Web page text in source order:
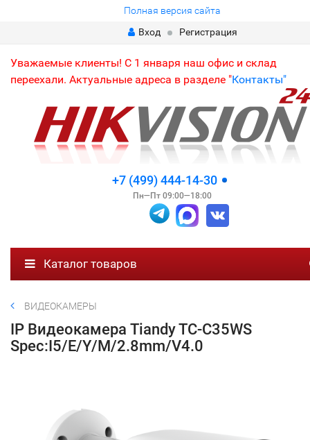
Полная версия сайта
Вход
Регистрация
Уважаемые клиенты! С 1 января наш офис и склад
переехали. Актуальные адреса в разделе "Контакты"
+7 (499) 444-14-30
Пн—Пт 09:00—18:00
Каталог товаров
ВИДЕОКАМЕРЫ
IP Видеокамера Tiandy TC-C35WS
Spec:I5/E/Y/M/2.8mm/V4.0